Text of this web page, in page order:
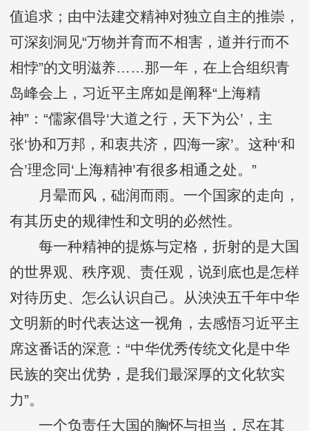
值追求；由中法建交精神对独立自主的推崇，
可深刻洞见“万物并育而不相害，道并行而不
相悖”的文明滋养……那一年，在上合组织青
岛峰会上，习近平主席如是阐释“上海精
神”：“儒家倡导‘大道之行，天下为公’，主
张‘协和万邦，和衷共济，四海一家’。这种‘和
合’理念同‘上海精神’有很多相通之处。”
月晕而风，础润而雨。一个国家的走向，
有其历史的规律性和文明的必然性。
每一种精神的提炼与定格，折射的是大国
的世界观、秩序观、责任观，说到底也是怎样
对待历史、怎么认识自己。从泱泱五千年中华
文明新的时代表达这一视角，去感悟习近平主
席这番话的深意：“中华优秀传统文化是中华
民族的突出优势，是我们最深厚的文化软实
力”。
一个负责任大国的胸怀与担当，尽在其